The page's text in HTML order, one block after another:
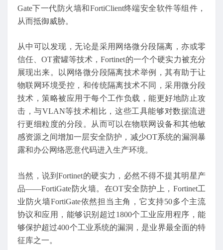
Gate下一代防火墙和FortiClient终端安全软件等组件，
从而抵御威胁。
从中可以发现，无论是采用网络微分段隔离，亦或零
信任、OT蜜罐等技术，Fortinet的一个个硬实力被充分
展现出来。以网络微分段隔离技术举例，其有助于让
物联网环境受控，和传统隔离技术不同，采用微分段
技术，策略被应用于每个工作负载，能更好地防止攻
击，与VLAN等技术相比，这些工具能够对数据流进
行更细粒度的分段。从而可以在物联网设备和其他敏
感资源之间增加一层安全防护，减少OT系统的漏洞暴
露和办公网络恶意代码进入生产环境。
当然，说到Fortinet的硬实力，必然不得不提其明星产
品——FortiGate防火墙。在OT安全防护上，Fortinet工
业防火墙FortiGate依然担当主角，它支持50多个主流
协议和应用，能够识别超过1800个工业应用程序，能
够保护超过400个工业系统的漏洞，是业界最全面的特
征库之一。